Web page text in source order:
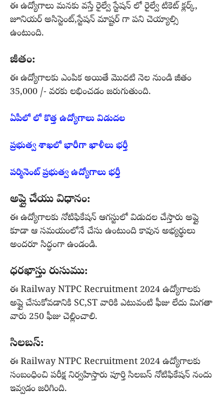
ఈ ఉద్యోగాలు మనకు వస్తే రైల్వే స్టేషన్ లో రైల్వే టికెట్ క్లర్క్,
జూనియర్ అసిస్టెంట్,స్టేషన్ మాష్టర్ గా పని చెయ్యాల్సి
ఉంటుంది.
జీతం:
ఈ ఉద్యోగాలకు ఎంపిక అయితే మొదటి నెల నుండి జీతం
35,000 /- వరకు లభించడం జరుగుతుంది.
ఏపీలో లో కొత్త ఉద్యోగాలు విడుదల
ప్రభుత్వ శాఖలో భారీగా ఖాళీలు భర్తీ
పర్మినెంట్ ప్రభుత్వ ఉద్యోగాలు భర్తీ
అప్లై చేయు విధానం:
ఈ ఉద్యోగాలకు నోటిఫికేషన్ ఆగస్టులో విడుదల చేస్తారు అప్లై
కూడా ఆ సమయంలోనే చేసు ఉంటుంది కావున అభ్యర్థులు
అందరూ సిద్ధంగా ఉండండి.
ధరఖాస్తు రుసుము:
ఈ Railway NTPC Recruitment 2024 ఉద్యోగాలకు
అప్లై చేసుకోవడానికి SC,ST వారికి ఎటువంటి ఫీజు లేదు మిగతా
వారు 250 ఫీజు చెల్లించాలి.
సిలబస్:
ఈ Railway NTPC Recruitment 2024 ఉద్యోగాలకు
సంబంధించి పరీక్ష నిర్వహిస్తారు పూర్తి సిలబస్ నోటిఫికేషన్ నందు
ఇవ్వడం జరిగింది.